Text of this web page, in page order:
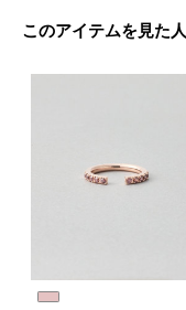
このアイテムを見た